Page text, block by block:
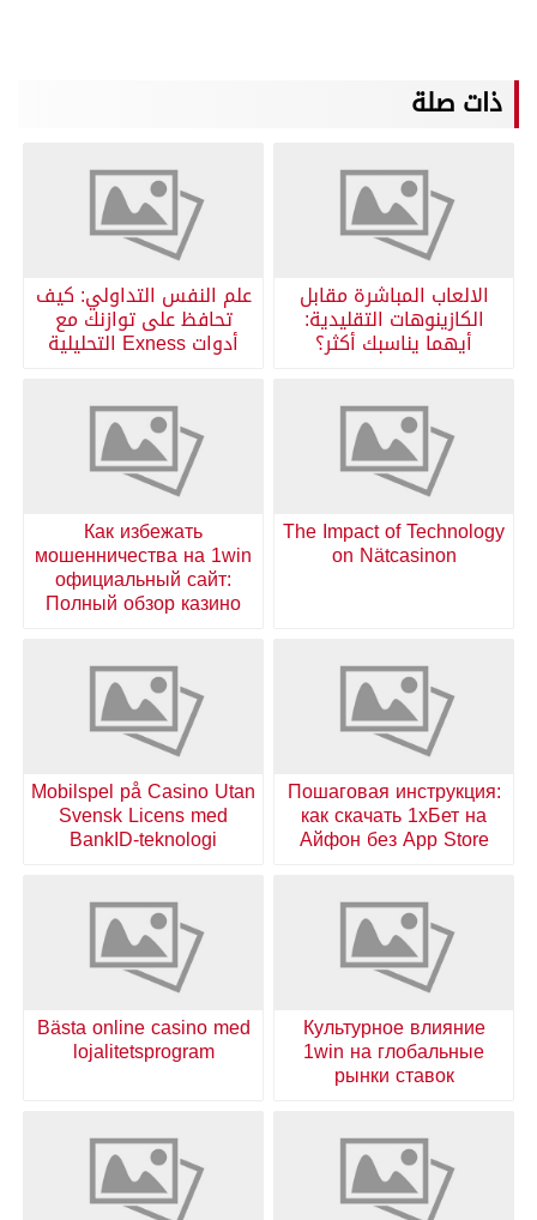
ذات صلة
الالعاب المباشرة مقابل
الكازينوهات التقليدية:
أيهما يناسبك أكثر؟
علم النفس التداولي: كيف
تحافظ على توازنك مع
أدوات Exness التحليلية
The Impact of Technology
on Nätcasinon
Как избежать
мошенничества на 1win
официальный сайт:
Полный обзор казино
Пошаговая инструкция:
как скачать 1хБет на
Айфон без App Store
Mobilspel på Casino Utan
Svensk Licens med
BankID-teknologi
Культурное влияние
1win на глобальные
рынки ставок
Bästa online casino med
lojalitetsprogram